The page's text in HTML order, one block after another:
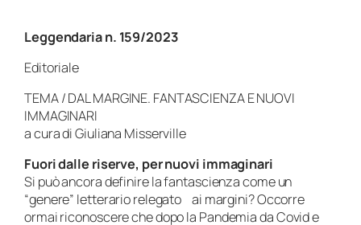
Leggendaria n. 159/2023
Editoriale
TEMA / DAL MARGINE. FANTASCIENZA E NUOVI
IMMAGINARI
a cura di Giuliana Misserville
Fuori dalle riserve, per nuovi immaginari
Si può ancora definire la fantascienza come un
“genere” letterario relegato ai margini? Occorre
ormai riconoscere che dopo la Pandemia da Covid e